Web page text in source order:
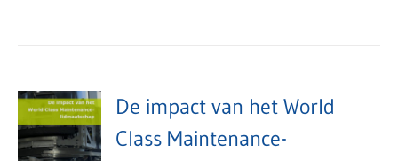
De impact van het World
Class Maintenance-